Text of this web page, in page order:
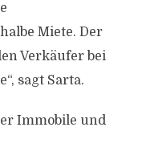
Miete. Der
Verkäufer bei
sagt Sarta.
Immobile und